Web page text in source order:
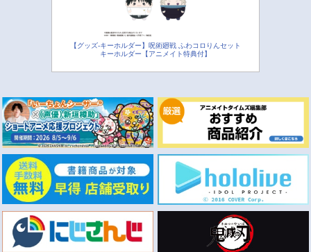
【グッズ-キーホルダー】呪術廻戦 ふわコロりんセット
キーホルダー【アニメイト特典付】